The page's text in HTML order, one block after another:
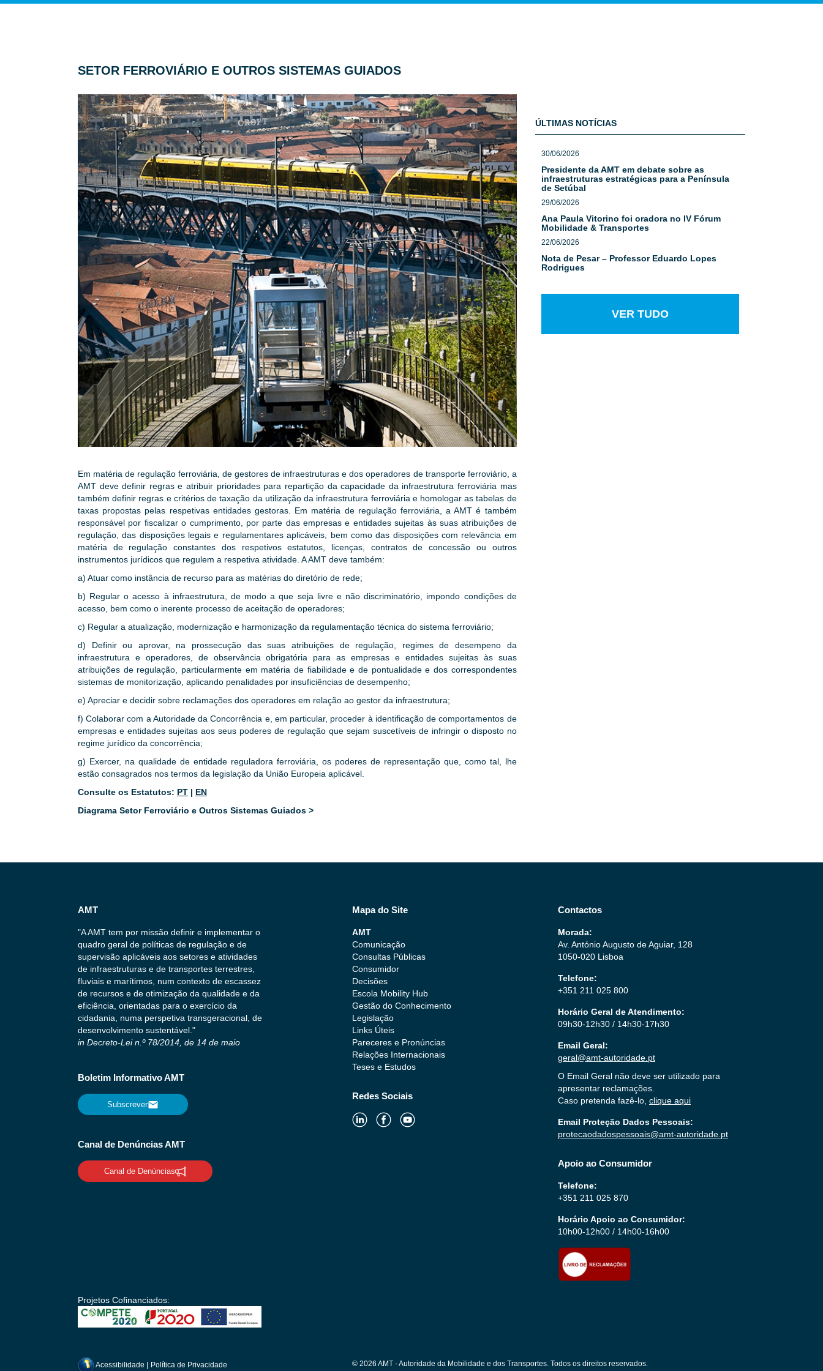
SETOR FERROVIÁRIO E OUTROS SISTEMAS GUIADOS
Em matéria de regulação ferroviária, de gestores de infraestruturas e dos operadores de transporte ferroviário, a
AMT deve definir regras e atribuir prioridades para repartição da capacidade da infraestrutura ferroviária mas
também definir regras e critérios de taxação da utilização da infraestrutura ferroviária e homologar as tabelas de
taxas propostas pelas respetivas entidades gestoras. Em matéria de regulação ferroviária, a AMT é também
responsável por fiscalizar o cumprimento, por parte das empresas e entidades sujeitas às suas atribuições de
regulação, das disposições legais e regulamentares aplicáveis, bem como das disposições com relevância em
matéria de regulação constantes dos respetivos estatutos, licenças, contratos de concessão ou outros
instrumentos jurídicos que regulem a respetiva atividade. A AMT deve também:
a) Atuar como instância de recurso para as matérias do diretório de rede;
b) Regular o acesso à infraestrutura, de modo a que seja livre e não discriminatório, impondo condições de
acesso, bem como o inerente processo de aceitação de operadores;
c) Regular a atualização, modernização e harmonização da regulamentação técnica do sistema ferroviário;
d) Definir ou aprovar, na prossecução das suas atribuições de regulação, regimes de desempeno da
infraestrutura e operadores, de observância obrigatória para as empresas e entidades sujeitas às suas
atribuições de regulação, particularmente em matéria de fiabilidade e de pontualidade e dos correspondentes
sistemas de monitorização, aplicando penalidades por insuficiências de desempenho;
e) Apreciar e decidir sobre reclamações dos operadores em relação ao gestor da infraestrutura;
f) Colaborar com a Autoridade da Concorrência e, em particular, proceder à identificação de comportamentos de
empresas e entidades sujeitas aos seus poderes de regulação que sejam suscetíveis de infringir o disposto no
regime jurídico da concorrência;
g) Exercer, na qualidade de entidade reguladora ferroviária, os poderes de representação que, como tal, lhe
estão consagrados nos termos da legislação da União Europeia aplicável.
Consulte os Estatutos: PT | EN
Diagrama Setor Ferroviário e Outros Sistemas Guiados >
ÚLTIMAS NOTÍCIAS
30/06/2026
Presidente da AMT em debate sobre as
infraestruturas estratégicas para a Península
de Setúbal
29/06/2026
Ana Paula Vitorino foi oradora no IV Fórum
Mobilidade & Transportes
22/06/2026
Nota de Pesar – Professor Eduardo Lopes
Rodrigues
VER TUDO
AMT
"A AMT tem por missão definir e implementar o
quadro geral de políticas de regulação e de
supervisão aplicáveis aos setores e atividades
de infraestruturas e de transportes terrestres,
fluviais e marítimos, num contexto de escassez
de recursos e de otimização da qualidade e da
eficiência, orientadas para o exercício da
cidadania, numa perspetiva transgeracional, de
desenvolvimento sustentável."
in Decreto-Lei n.º 78/2014, de 14 de maio
Boletim Informativo AMT
Subscrever
Canal de Denúncias AMT
Canal de Denúncias
Mapa do Site
AMT
Comunicação
Consultas Públicas
Consumidor
Decisões
Escola Mobility Hub
Gestão do Conhecimento
Legislação
Links Úteis
Pareceres e Pronúncias
Relações Internacionais
Teses e Estudos
Redes Sociais
Contactos
Morada:
Av. António Augusto de Aguiar, 128
1050-020 Lisboa
Telefone:
+351 211 025 800
Horário Geral de Atendimento:
09h30-12h30 / 14h30-17h30
Email Geral:
geral@amt-autoridade.pt
O Email Geral não deve ser utilizado para
apresentar reclamações.
Caso pretenda fazê-lo, clique aqui
Email Proteção Dados Pessoais:
protecaodadospessoais@amt-autoridade.pt
Apoio ao Consumidor
Telefone:
+351 211 025 870
Horário Apoio ao Consumidor:
10h00-12h00 / 14h00-16h00
Projetos Cofinanciados:
Acessibilidade Política de Privacidade © 2026 AMT - Autoridade da Mobilidade e dos Transportes. Todos os direitos reservados.